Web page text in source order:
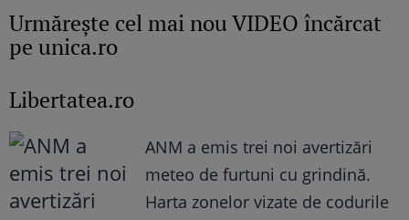
Urmăreşte cel mai nou VIDEO încărcat
pe unica.ro
Libertatea.ro
ANM a emis trei noi avertizări
meteo de furtuni cu grindină.
Harta zonelor vizate de codurile